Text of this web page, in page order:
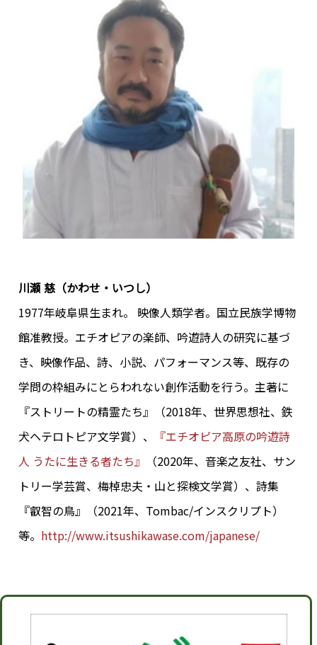
川瀬 慈（かわせ・いつし）
1977年岐阜県生まれ。 映像人類学者。国立民族学博物
館准教授。エチオピアの楽師、吟遊詩人の研究に基づ
き、映像作品、詩、小説、パフォーマンス等、既存の
学問の枠組みにとらわれない創作活動を行う。主著に
『ストリートの精霊たち』（2018年、世界思想社、鉄
犬ヘテロトピア文学賞）、
『エチオピア高原の吟遊詩
人 うたに生きる者たち』
（2020年、音楽之友社、サン
トリー学芸賞、梅棹忠夫・山と探検文学賞）、詩集
『叡智の鳥』（2021年、Tombac/インスクリプト）
等。 http://www.itsushikawase.com/japanese/